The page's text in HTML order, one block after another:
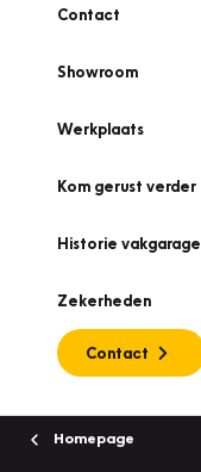
Contact
Showroom
Werkplaats
Kom gerust verder
Historie vakgarage
Zekerheden
Contact
Homepage